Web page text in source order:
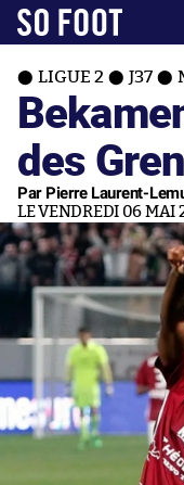
LIGUE 2 J37
des
Par Pierre Laurent-
LE VENDREDI 06 MAI